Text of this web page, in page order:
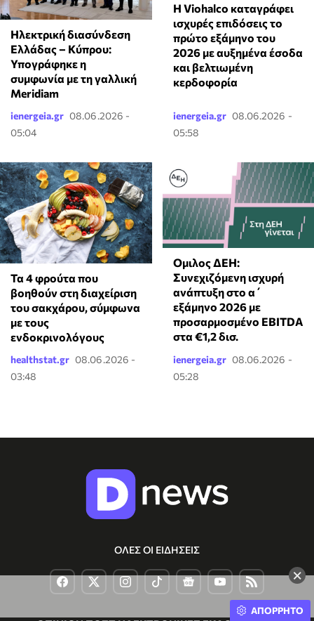
×
Ηλεκτρική διασύνδεση
Ελλάδας – Κύπρου:
Υπογράφηκε η
συμφωνία με τη γαλλική
Meridiam
ienergeia.gr 08.06.2026 -
05:04
Η Viohalco καταγράφει
ισχυρές επιδόσεις το
πρώτο εξάμηνο του
2026 με αυξημένα έσοδα
και βελτιωμένη
κερδοφορία
ienergeia.gr 08.06.2026 -
05:58
Τα 4 φρούτα που
βοηθούν στη διαχείριση
του σακχάρου, σύμφωνα
με τους
ενδοκρινολόγους
healthstat.gr 08.06.2026 -
03:48
Ομιλος ΔΕΗ:
Συνεχιζόμενη ισχυρή
ανάπτυξη στο α΄
εξάμηνο 2026 με
προσαρμοσμένο EBITDA
στα €1,2 δισ.
ienergeia.gr 08.06.2026 -
05:28
ΟΛΕΣ ΟΙ ΕΙΔΗΣΕΙΣ
ΑΠΟΡΡΗΤΟ